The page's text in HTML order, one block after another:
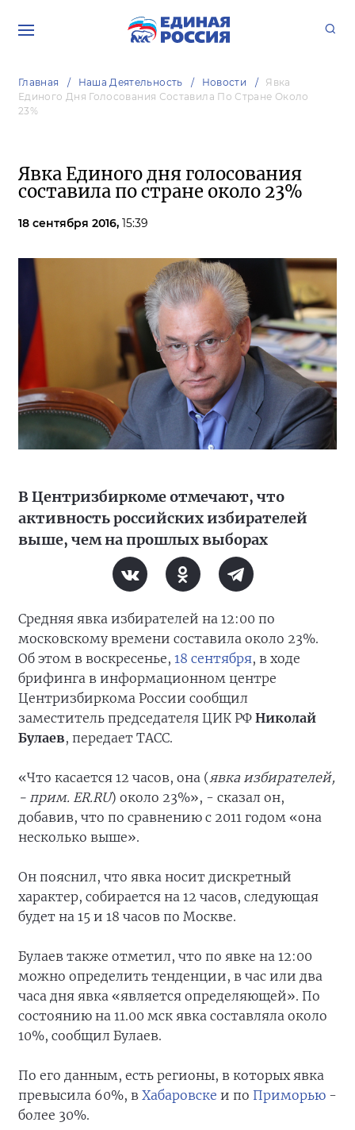
Главная Наша Деятельность Новости
Явка
Единого Дня Голосования Составила По Стране Около
23%
Явка Единого дня голосования
составила по стране около 23%
18 сентября 2016, 15:39
В Центризбиркоме отмечают, что
активность российских избирателей
выше, чем на прошлых выборах
Средняя явка избирателей на 12:00 по
московскому времени составила около 23%.
Об этом в воскресенье, 18 сентября, в ходе
брифинга в информационном центре
Центризбиркома России сообщил
заместитель председателя ЦИК РФ Николай
Булаев, передает ТАСС.
«Что касается 12 часов, она (явка избирателей,
- прим. ER.RU) около 23%», - сказал он,
добавив, что по сравнению с 2011 годом «она
несколько выше».
Он пояснил, что явка носит дискретный
характер, собирается на 12 часов, следующая
будет на 15 и 18 часов по Москве.
Булаев также отметил, что по явке на 12:00
можно определить тенденции, в час или два
часа дня явка «является определяющей». По
состоянию на 11.00 мск явка составляла около
10%, сообщил Булаев.
По его данным, есть регионы, в которых явка
превысила 60%, в Хабаровске и по Приморью -
более 30%.